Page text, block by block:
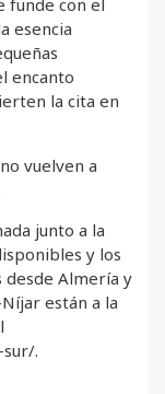
esencia
encanto
la cita en
vuelven a
junto a la
y los
desde Almería y
están a la
.